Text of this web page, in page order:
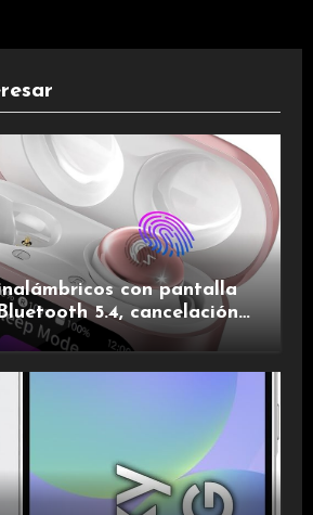
con pantalla
5.4, cancelación
y de larga